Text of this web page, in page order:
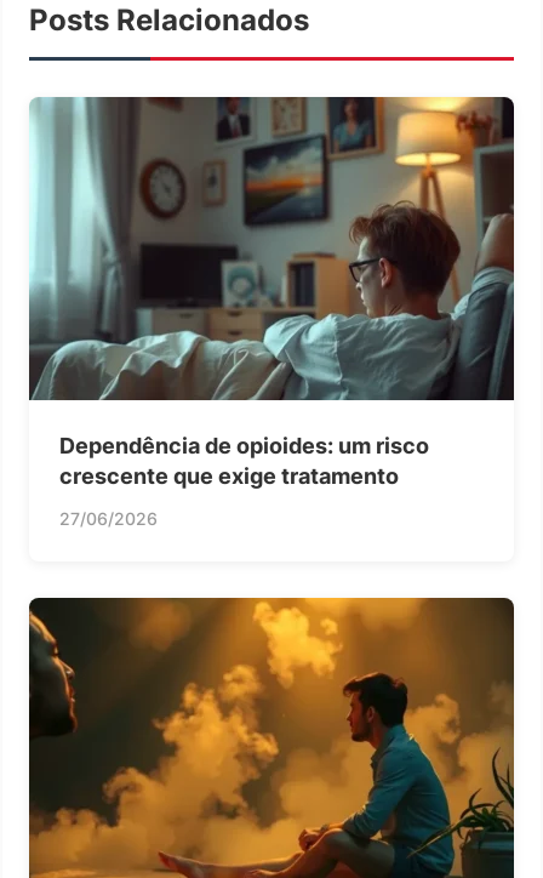
Posts Relacionados
Dependência de opioides: um risco
crescente que exige tratamento
27/06/2026